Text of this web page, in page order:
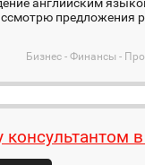
предложения
Бизнес - Финансы -